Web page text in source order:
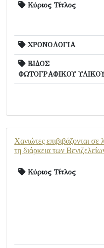
Κύριος Τίτλος
ΧΡΟΝΟΛΟΓΙΑ
ΕΙΔΟΣ
ΦΩΤΟΓΡΑΦΙΚΟΥ
Χανιώτες επιβιβάζονται
τη διάρκεια των
Κύριος Τίτλος